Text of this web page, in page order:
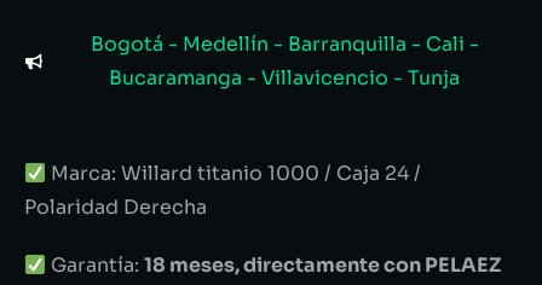
Bogotá - Medellín - Barranquilla - Cali -
Bucaramanga - Villavicencio - Tunja
Marca: Willard titanio 1000 / Caja 24 /
Polaridad Derecha
Garantía:18 meses, directamente con PELAEZ